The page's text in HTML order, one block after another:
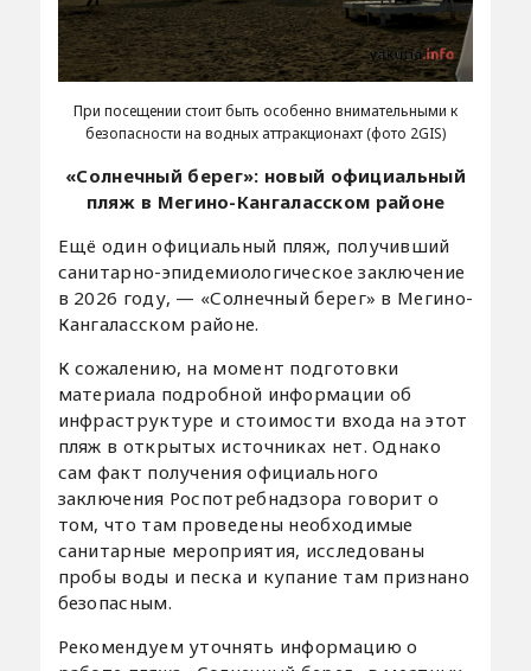
При посещении стоит быть особенно внимательными к
безопасности на водных аттракционахт (фото 2GIS)
«Солнечный берег»: новый официальный
пляж в Мегино-Кангаласском районе
Ещё один официальный пляж, получивший
санитарно-эпидемиологическое заключение
в 2026 году, — «Солнечный берег» в Мегино-
Кангаласском районе.
К сожалению, на момент подготовки
материала подробной информации об
инфраструктуре и стоимости входа на этот
пляж в открытых источниках нет. Однако
сам факт получения официального
заключения Роспотребнадзора говорит о
том, что там проведены необходимые
санитарные мероприятия, исследованы
пробы воды и песка и купание там признано
безопасным.
Рекомендуем уточнять информацию о